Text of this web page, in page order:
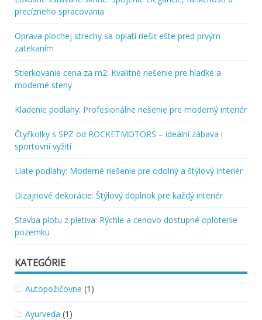
precízneho spracovania
Oprava plochej strechy sa oplatí riešiť ešte pred prvým
zatekaním
Stierkovanie cena za m2: Kvalitné riešenie pre hladké a
moderné steny
Kladenie podlahy: Profesionálne riešenie pre moderný interiér
Čtyřkolky s SPZ od ROCKETMOTORS – ideální zábava i
sportovní vyžití
Liate podlahy: Moderné riešenie pre odolný a štýlový interiér
Dizajnové dekorácie: Štýlový doplnok pre každý interiér
Stavba plotu z pletiva: Rýchle a cenovo dostupné oplotenie
pozemku
KATEGÓRIE
Autopožičovne (1)
Ayurveda (1)